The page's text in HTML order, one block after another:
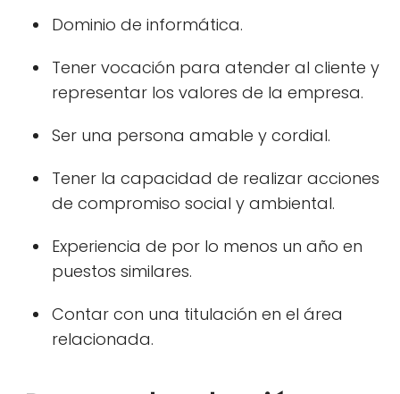
Dominio de informática.
Tener vocación para atender al cliente y
representar los valores de la empresa.
Ser una persona amable y cordial.
Tener la capacidad de realizar acciones
de compromiso social y ambiental.
Experiencia de por lo menos un año en
puestos similares.
Contar con una titulación en el área
relacionada.